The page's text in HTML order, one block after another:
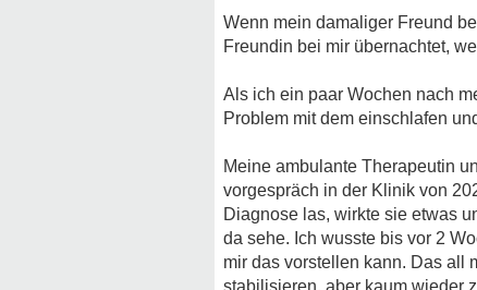
Wenn mein damaliger Freund
Freundin bei mir übernachtet,
Als ich ein paar Wochen nach
Problem mit dem einschlafen
Meine ambulante Therapeutin
vorgespräch in der Klinik von
Diagnose las, wirkte sie etwas
da sehe. Ich wusste bis vor 2
mir das vorstellen kann. Das all
stabilisieren. aber kaum wieder